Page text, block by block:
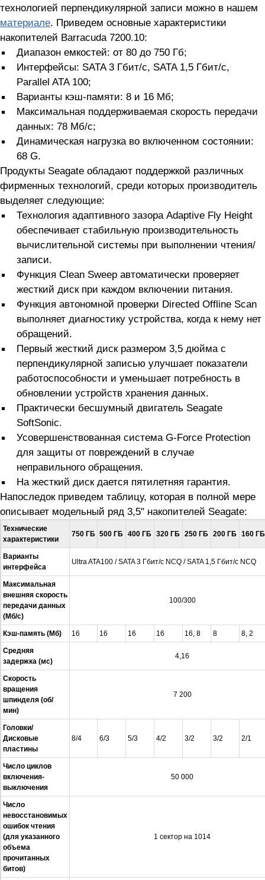
технологией перпендикулярной записи можно в нашем
материале. Приведем основные характеристики
накопителей Barracuda 7200.10:
Диапазон емкостей: от 80 до 750 Гб;
Интерфейсы: SATA 3 Гбит/с, SATA 1,5 Гбит/с,
Parallel ATA 100;
Варианты кэш-памяти: 8 и 16 Мб;
Максимальная поддерживаемая скорость передачи
данных: 78 Мб/с;
Динамическая нагрузка во включенном состоянии:
68 G.
Продукты Seagate обладают поддержкой различных
фирменных технологий, среди которых производитель
выделяет следующие:
Технология адаптивного зазора Adaptive Fly Height
обеспечивает стабильную производительность
вычислительной системы при выполнении чтения/
записи.
Функция Clean Sweep автоматически проверяет
жесткий диск при каждом включении питания.
Функция автономной проверки Directed Offline Scan
выполняет диагностику устройства, когда к нему нет
обращений.
Первый жесткий диск размером 3,5 дюйма с
перпендикулярной записью улучшает показатели
работоспособности и уменьшает потребность в
обновлении устройств хранения данных.
Практически бесшумный двигатель Seagate
SoftSonic.
Усовершенствованная система G-Force Protection
для защиты от повреждений в случае
неправильного обращения.
На жесткий диск дается пятилетняя гарантия.
Напоследок приведем таблицу, которая в полной мере
описывает модельный ряд 3,5" накопителей Seagate:
Технические
характеристики
750 ГБ 500 ГБ 400 ГБ 320 ГБ 250 ГБ 200 ГБ 160 ГБ
Варианты
интерфейса
Ultra ATA100 / SATA 3 Гбит/с NCQ / SATA 1,5 Гбит/с NCQ
Максимальная
внешняя скорость
передачи данных
(Мб/с)
100/300
Кэш-память (Мб) 16 16 16 16 16, 8 8 8, 2
Средняя
задержка (мс)
4,16
Скорость
вращения
шпинделя (об/
мин)
7 200
Головки/
Дисковые
пластины
8/4 6/3 5/3 4/2 3/2 3/2 2/1
Число циклов
включения-
выключения
50 000
Число
невосстановимых
ошибок чтения
(для указанного
объема
прочитанных
битов)
1 сектор на 1014